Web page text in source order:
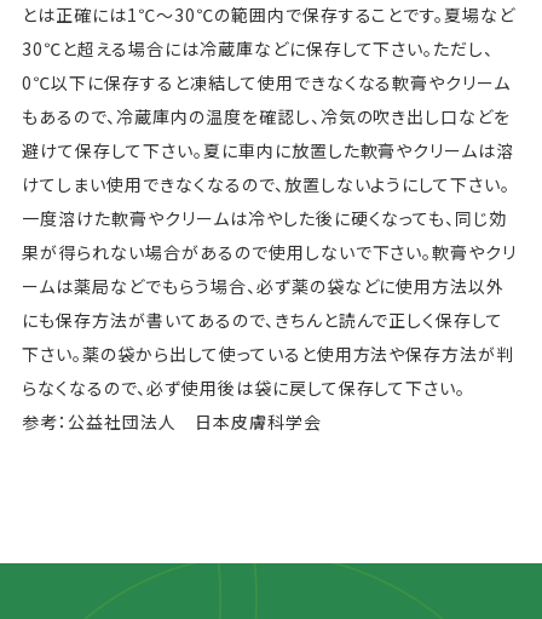
とは正確には1℃～30℃の範囲内で保存することです。夏場など
30℃と超える場合には冷蔵庫などに保存して下さい。ただし、
0℃以下に保存すると凍結して使用できなくなる軟膏やクリーム
もあるので、冷蔵庫内の温度を確認し、冷気の吹き出し口などを
避けて保存して下さい。夏に車内に放置した軟膏やクリームは溶
けてしまい使用できなくなるので、放置しないようにして下さい。
一度溶けた軟膏やクリームは冷やした後に硬くなっても、同じ効
果が得られない場合があるので使用しないで下さい。軟膏やクリ
ームは薬局などでもらう場合、必ず薬の袋などに使用方法以外
にも保存方法が書いてあるので、きちんと読んで正しく保存して
下さい。薬の袋から出して使っていると使用方法や保存方法が判
らなくなるので、必ず使用後は袋に戻して保存して下さい。
参考：公益社団法人 日本皮膚科学会